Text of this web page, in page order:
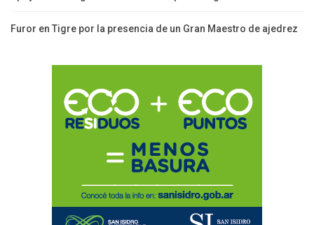
Furor en Tigre por la presencia de un Gran Maestro de ajedrez